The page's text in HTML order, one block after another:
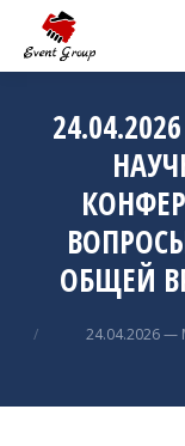
ОБЩЕЙ
24.04.2026 —